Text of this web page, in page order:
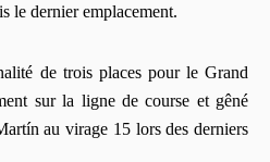
le dernier emplacement.
de trois places pour le Grand
sur la ligne de course et gêné
au virage 15 lors des derniers